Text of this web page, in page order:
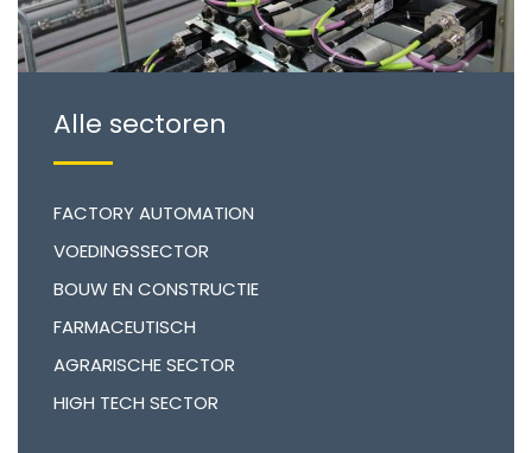
Alle sectoren
FACTORY AUTOMATION
VOEDINGSSECTOR
BOUW EN CONSTRUCTIE
FARMACEUTISCH
AGRARISCHE SECTOR
HIGH TECH SECTOR